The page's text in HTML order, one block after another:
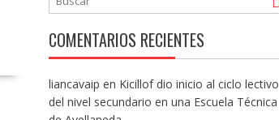
COMENTARIOS RECIENTES
liancavaip en Kicillof dio inicio al ciclo lectivo
del nivel secundario en una Escuela Técnica